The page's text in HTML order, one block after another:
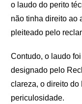
o laudo do perito
não tinha direito ao
pleiteado pelo
Contudo, o laudo
designado pelo
clareza, o direito
periculosidade.